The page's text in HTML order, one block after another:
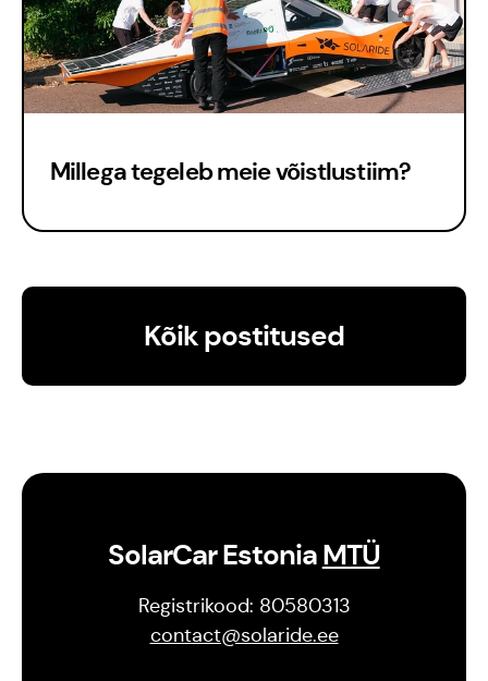
Eng
Millega tegeleb meie võistlustiim?
Kõik postitused
SolarCar EstoniaMTÜ
Registrikood: 80580313
contact@solaride.ee